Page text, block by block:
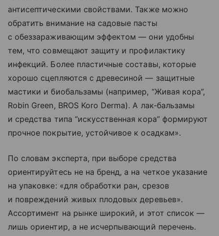
антисептическими свойствами. Также можно
обратить внимание на садовые пасты
с обеззараживающим эффектом — они удобны
тем, что совмещают защиту и профилактику
инфекций. Более пластичные составы, которые
хорошо сцепляются с древесиной — защитные
мастики и биобальзамы (например, “Живая кора”,
Robin Green, BROS Koro Derma). А лак‑бальзамы
и средства типа “искусственная кора” формируют
прочное покрытие, устойчивое к осадкам».
По словам эксперта, при выборе средства
ориентируйтесь не на бренд, а на четкое указание
на упаковке: «для обработки ран, срезов
и повреждений живых плодовых деревьев».
Ассортимент на рынке широкий, и этот список —
лишь ориентир, а не исчерпывающий перечень.